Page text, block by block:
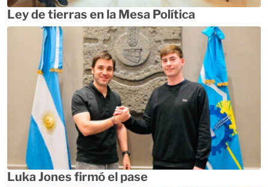
Ley de tierras en la Mesa Política
Luka Jones firmó el pase